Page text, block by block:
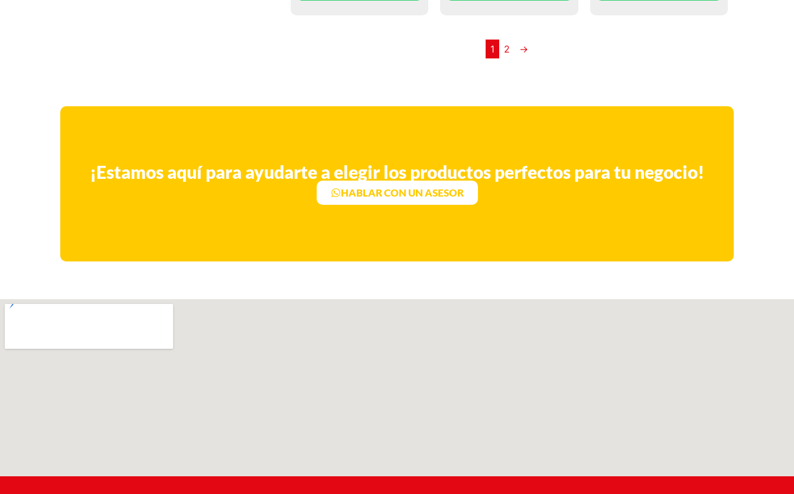
1 2 →
¡Estamos aquí para ayudarte a elegir los productos perfectos para tu negocio!
HABLAR CON UN ASESOR